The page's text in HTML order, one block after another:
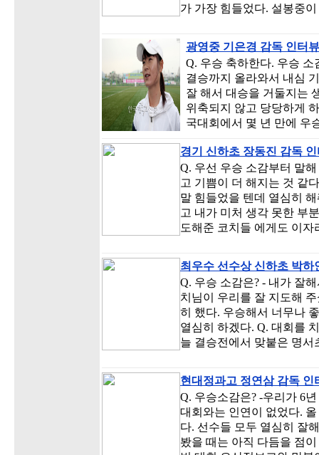
가 가장 힘들었다. 설봉중
광영중 기은경 감독 인터
Q. 우승 축하한다. 우승 소
결승까지 올라와서 내심
잘 해서 대승을 거둘지는
위축되지 않고 당당하게
국대회에서 몇 년 만에 우
경기 신하초 장동진 감독
Q. 우선 우승 소감부터 말
고 기쁨이 더 해지는 것 같
말 힘들었을 텐데 열심히
고 내가 미처 생각 못한 부
도해준 코치들 에게도 이
최우수 선수상 신하초 박
Q. 우승 소감은? - 내가 잘
치님이 우리를 잘 지도해
히 했다. 우승해서 너무나
열심히 하겠다. Q. 대회를
늘 결승전에서 맞붙은 명
현대정과고 정연삼 감독 인
Q. 우승소감은? -우리가 6
대회와는 인연이 없었다.
다. 선수들 모두 열심히 잘
봤을 때는 아직 다듬을 점